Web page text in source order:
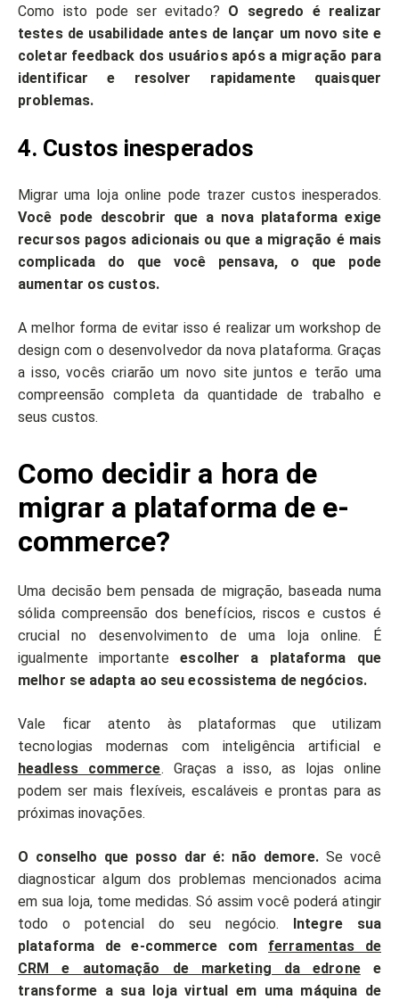
Como isto pode ser evitado? O segredo é realizar
testes de usabilidade antes de lançar um novo site e
coletar feedback dos usuários após a migração para
identificar e resolver rapidamente quaisquer
problemas.
4. Custos inesperados
Migrar uma loja online pode trazer custos inesperados.
Você pode descobrir que a nova plataforma exige
recursos pagos adicionais ou que a migração é mais
complicada do que você pensava, o que pode
aumentar os custos.
A melhor forma de evitar isso é realizar um workshop de
design com o desenvolvedor da nova plataforma. Graças
a isso, vocês criarão um novo site juntos e terão uma
compreensão completa da quantidade de trabalho e
seus custos.
Como decidir a hora de
migrar a plataforma de e-
commerce?
Uma decisão bem pensada de migração, baseada numa
sólida compreensão dos benefícios, riscos e custos é
crucial no desenvolvimento de uma loja online. É
igualmente importanteescolher a plataforma que
melhor se adapta ao seu ecossistema de negócios.
Vale ficar atento às plataformas que utilizam
tecnologias modernas com inteligência artificial e
headless commerce. Graças a isso, as lojas online
podem ser mais flexíveis, escaláveis ​​e prontas para as
próximas inovações.
O conselho que posso dar é: não demore. Se você
diagnosticar algum dos problemas mencionados acima
em sua loja, tome medidas. Só assim você poderá atingir
todo o potencial do seu negócio. Integre sua
plataforma de e-commerce com ferramentas de
CRM e automação de marketing da edronee
transforme a sua loja virtual em uma máquina de